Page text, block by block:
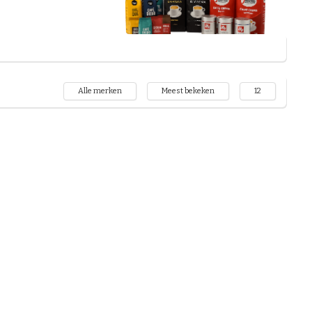
of een
Ben je een
voorkeur met
Ook hier biedt
Alle merken Meest bekeken 12